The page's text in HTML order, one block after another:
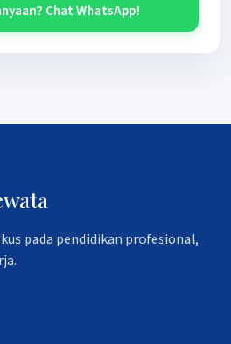
Chat WhatsApp!
pada pendidikan profesional,